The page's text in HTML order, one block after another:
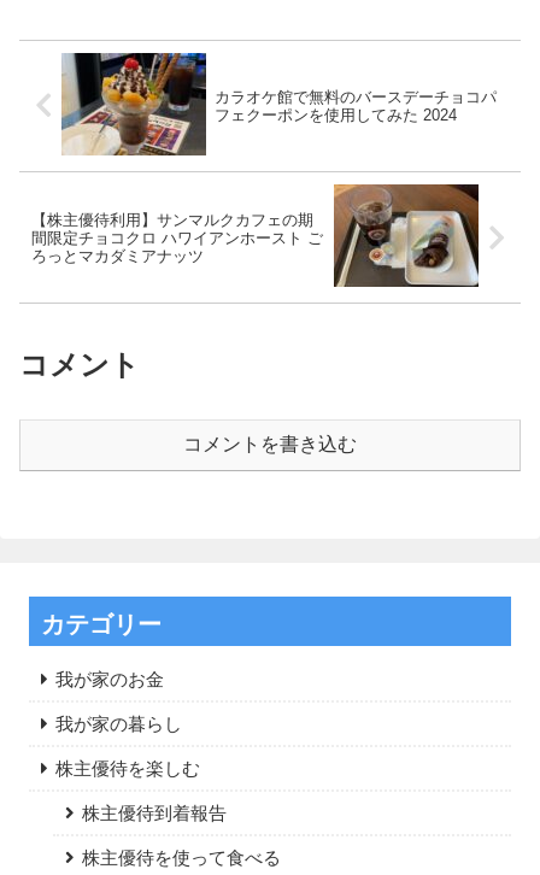
カラオケ館で無料のバースデーチョコパ
フェクーポンを使用してみた 2024
【株主優待利用】サンマルクカフェの期
間限定チョコクロ ハワイアンホースト ご
ろっとマカダミアナッツ
コメント
コメントを書き込む
カテゴリー
我が家のお金
我が家の暮らし
株主優待を楽しむ
株主優待到着報告
株主優待を使って食べる